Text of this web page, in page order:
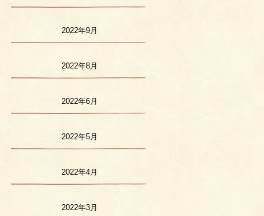
2022年9月
2022年8月
2022年6月
2022年5月
2022年4月
2022年3月